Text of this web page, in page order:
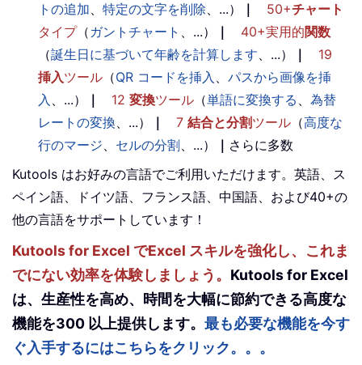
トの追加、 特定の文字を削除、...） ｜ 50+チャート
タイプ（ ガントチャート 、...） ｜ 40+実用的関数
（誕生日に基づいて年齢を計算します、...） ｜
19
挿入ツール （QR コードを挿入 、 パスから画像を挿
入 、...） ｜ 12 変換ツール （単語に変換する 、 為替
レートの変換、...） ｜ 7 結合と分割ツール （高度な
行のマージ、 セルの分割、...） ｜ さらに多数
Kutools はお好みの言語でご利用いただけます。英語、ス
ペイン語、ドイツ語、フランス語、中国語、および40+の
他の言語をサポートしています！
Kutools for Excel でExcel スキルを強化し、これま
でにない効率を体験しましょう。 Kutools for Excel
は、生産性を高め、時間を大幅に節約できる高度な
機能を300 以上提供します。 最も必要な機能を今す
ぐ入手するにはこちらをクリック。。。